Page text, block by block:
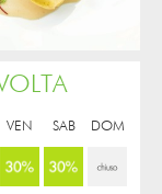
VEN SAB DOM